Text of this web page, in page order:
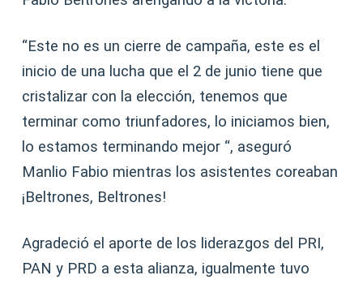
“Este no es un cierre de campaña, este es el
inicio de una lucha que el 2 de junio tiene que
cristalizar con la elección, tenemos que
terminar como triunfadores, lo iniciamos bien,
lo estamos terminando mejor “, aseguró
Manlio Fabio mientras los asistentes coreaban
¡Beltrones, Beltrones!
Agradeció el aporte de los liderazgos del PRI,
PAN y PRD a esta alianza, igualmente tuvo